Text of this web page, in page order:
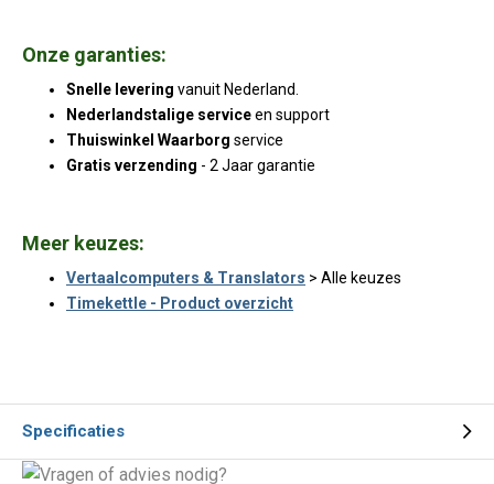
Onze garanties:
Snelle levering vanuit Nederland.
Nederlandstalige serviceen support
Thuiswinkel Waarborg service
Gratis verzending - 2 Jaar garantie
Meer keuzes:
Vertaalcomputers & Translators > Alle keuzes
Timekettle - Product overzicht
Specificaties